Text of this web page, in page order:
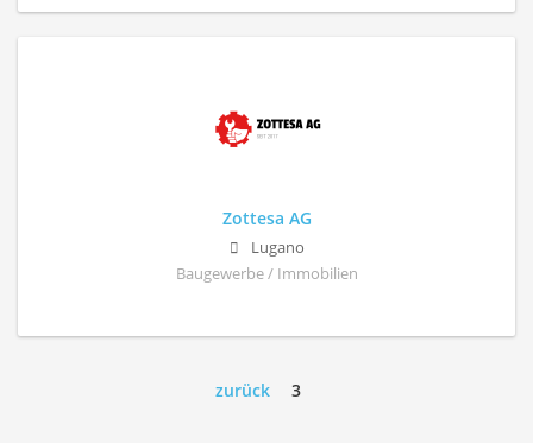
Zottesa AG
Lugano
Baugewerbe / Immobilien
zurück 3